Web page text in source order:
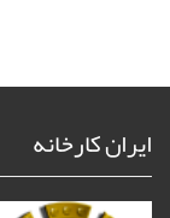
ایران کارخانه